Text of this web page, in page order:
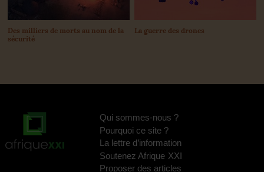
Des milliers de morts au nom de la
sécurité
La guerre des drones
Qui sommes-nous ?
Pourquoi ce site ?
La lettre d’information
Soutenez Afrique XXI
Proposer des articles